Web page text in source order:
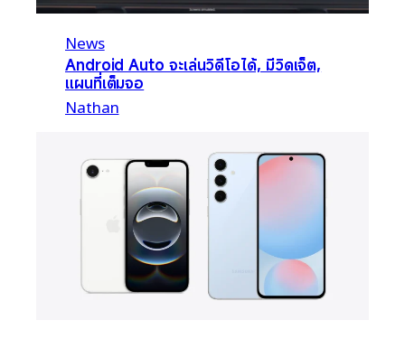
News
Android Auto จะเล่นวิดีโอได้, มีวิดเจ็ต,
แผนที่เต็มจอ
Nathan